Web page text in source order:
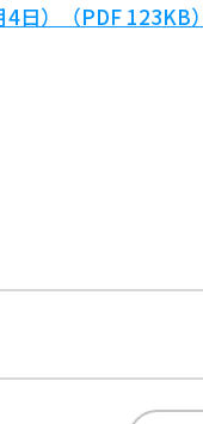
日）（PDF 123KB）